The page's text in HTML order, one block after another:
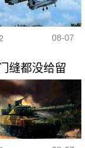
08-07
缝都没给留